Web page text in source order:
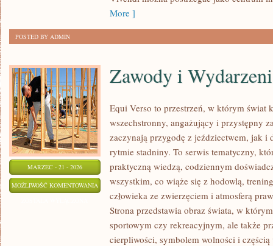
More ]
POSTED BY ADMIN
MARZEC - 21 - 2026
MOŻLIWOŚĆ KOMENTOWANIA ZAWODY
WYDARZENIA
Zawody i
Equi Verso to przestrzeń, w którym świat
wszechstronny, angażujący i przystępny
zaczynają przygodę z jeździectwem, jak
rytmie stadniny. To serwis tematyczny,
praktyczną wiedzą, codziennym
wszystkim, co wiąże się z hodowlą,
człowieka ze zwierzęciem i atmosferą
Strona przedstawia obraz świata, w
sportowym czy rekreacyjnym, ale także
cierpliwości, symbolem wolności i